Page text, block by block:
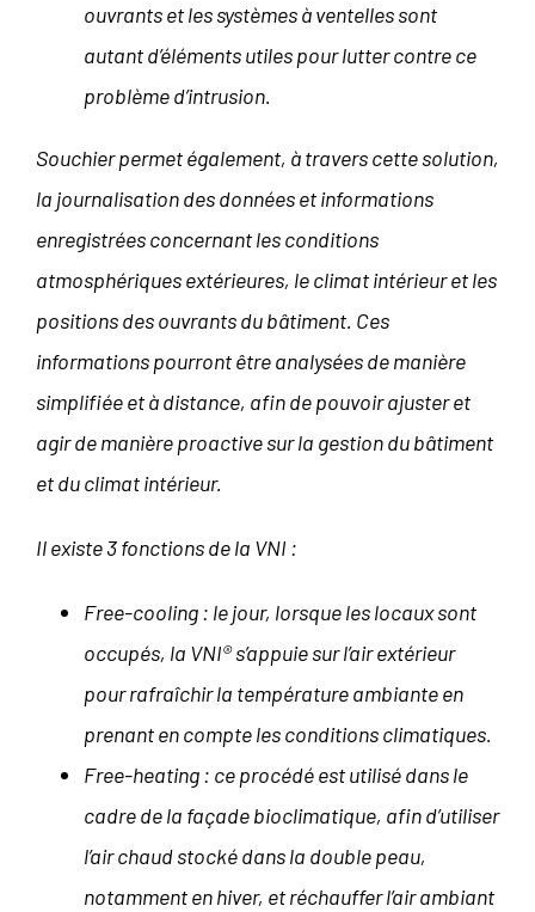
ouvrants et les systèmes à ventelles sont
autant d’éléments utiles pour lutter contre ce
problème d’intrusion.
Souchier permet également, à travers cette solution,
la journalisation des données et informations
enregistrées concernant les conditions
atmosphériques extérieures, le climat intérieur et les
positions des ouvrants du bâtiment. Ces
informations pourront être analysées de manière
simplifiée et à distance, afin de pouvoir ajuster et
agir de manière proactive sur la gestion du bâtiment
et du climat intérieur.
Il existe 3 fonctions de la VNI :
Free-cooling : le jour, lorsque les locaux sont
occupés, la VNI® s’appuie sur l’air extérieur
pour rafraîchir la température ambiante en
prenant en compte les conditions climatiques.
Free-heating : ce procédé est utilisé dans le
cadre de la façade bioclimatique, afin d’utiliser
l’air chaud stocké dans la double peau,
notamment en hiver, et réchauffer l’air ambiant